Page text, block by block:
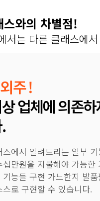
스와의 차별점!
서는 다른 클래스에
주 !
업체에 의존
스에서 알려드리는 일부
십만원을 지불해야 가능한
기능들 구현 가느한지 발
스로 구현할 수 있습니다.